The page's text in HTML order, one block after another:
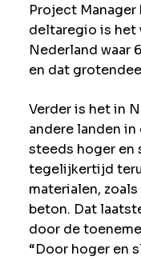
Project Manager
deltaregio is het
Nederland waar
en dat
Verder is het in
andere landen
steeds hoger en
tegelijkertijd
materialen,
beton. Dat
door de
“Door hoger en